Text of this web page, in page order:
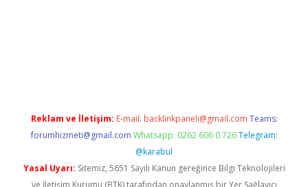
Reklam ve İletişim: E-mail: backlinkpaneli@gmail.com Teams:
forumhizmeti@gmail.com Whatsapp: 0262 606 0 726 Telegram:
@karabul
Yasal Uyarı: Sitemiz, 5651 Sayılı Kanun gereğince Bilgi Teknolojileri
ve İletişim Kurumu (BTK) tarafından onaylanmış bir Yer Sağlayıcı